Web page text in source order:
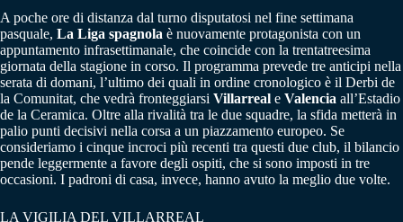
A poche ore di distanza dal turno disputatosi nel fine settimana
pasquale, La Liga spagnola è nuovamente protagonista con un
appuntamento infrasettimanale, che coincide con la trentatreesima
giornata della stagione in corso. Il programma prevede tre anticipi nella
serata di domani, l’ultimo dei quali in ordine cronologico è il Derbi de
la Comunitat, che vedrà fronteggiarsi Villarreal e Valencia all’Estadio
de la Ceramica. Oltre alla rivalità tra le due squadre, la sfida metterà in
palio punti decisivi nella corsa a un piazzamento europeo. Se
consideriamo i cinque incroci più recenti tra questi due club, il bilancio
pende leggermente a favore degli ospiti, che si sono imposti in tre
occasioni. I padroni di casa, invece, hanno avuto la meglio due volte.
LA VIGILIA DEL VILLARREAL